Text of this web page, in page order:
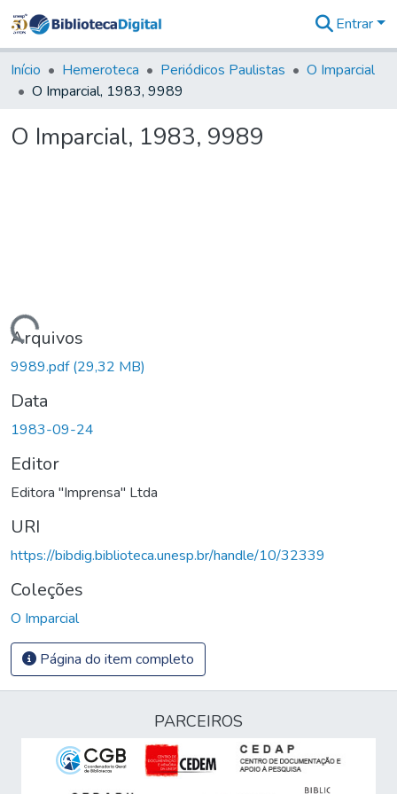
&
Coleções
Tudo na
Digital
Entrar
Início Hemeroteca Periódicos Paulistas
O Imparcial
O Imparcial, 1983, 9989
O Imparcial, 1983, 9989
Carregando...
Arquivos
9989.pdf(29,32 MB)
Data
1983-09-24
Editor
Editora "Imprensa" Ltda
URI
https://bibdig.biblioteca.unesp.br/handle/10/32339
Coleções
O Imparcial
Página do item completo
PARCEIROS